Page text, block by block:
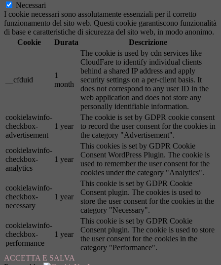
Necessari
I cookie necessari sono assolutamente essenziali per il corretto
funzionamento del sito web. Questi cookie garantiscono funzionalità
di base e caratteristiche di sicurezza del sito web, in modo anonimo.
Cookie
Durata Descrizione
__cfduid
1
month
The cookie is used by cdn services like
CloudFare to identify individual clients
behind a shared IP address and apply
security settings on a per-client basis. It
does not correspond to any user ID in the
web application and does not store any
personally identifiable information.
cookielawinfo-
checkbox-
advertisement
1 year
The cookie is set by GDPR cookie consent
to record the user consent for the cookies in
the category "Advertisement".
cookielawinfo-
checkbox-
analytics
1 year
This cookies is set by GDPR Cookie
Consent WordPress Plugin. The cookie is
used to remember the user consent for the
cookies under the category "Analytics".
cookielawinfo-
checkbox-
necessary
1 year
This cookie is set by GDPR Cookie
Consent plugin. The cookies is used to
store the user consent for the cookies in the
category "Necessary".
cookielawinfo-
checkbox-
performance
1 year
This cookie is set by GDPR Cookie
Consent plugin. The cookie is used to store
the user consent for the cookies in the
category "Performance".
ACCETTA E SALVA